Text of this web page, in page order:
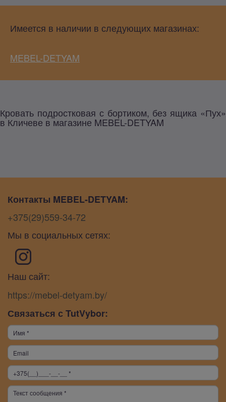
Имеется в наличии в следующих магазинах:
MEBEL-DETYAM
Кровать подростковая с бортиком, без ящика «Пух»
в Кличеве в магазине MEBEL-DETYAM
Контакты MEBEL-DETYAM:
+375(29)559-34-72
Мы в социальных сетях:
Наш сайт:
https://mebel-detyam.by/
Связаться с TutVybor: